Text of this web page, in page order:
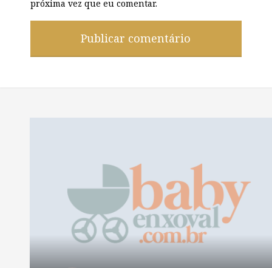
próxima vez que eu comentar.